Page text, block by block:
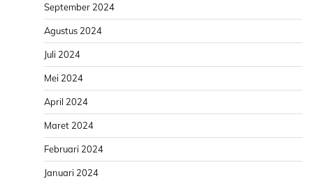
September 2024
Agustus 2024
Juli 2024
Mei 2024
April 2024
Maret 2024
Februari 2024
Januari 2024